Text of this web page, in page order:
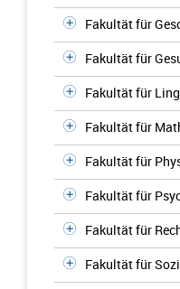
Fakultät für
Fakultät für
Fakultät für
Fakultät für
Fakultät für
Fakultät für
Fakultät für
Fakultät für